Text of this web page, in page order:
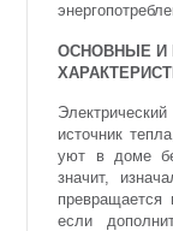
ОСНОВНЫЕ И
источник
уют в доме
значит,
если